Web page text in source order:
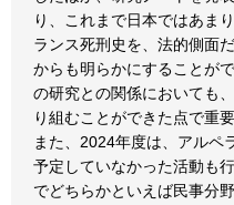
り、これまで日本ではあま
ランス死刑史を、法的側面
からも明らかにすることが
の研究との関係においても
り組むことができた点で重
また、2024年度は、アルペ
予定していなかった活動も
でどちらかといえば民事分